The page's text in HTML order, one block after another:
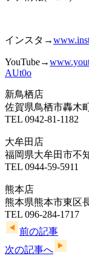
インスタ→
YouTube→
AUt0o
新鳥栖店
佐賀県鳥栖市轟木
TEL 0942-81-1182
大牟田店
福岡県大牟田市不
TEL 0944-59-5911
熊本店
熊本県熊本市東区
TEL 096-284-1717
前の記事
次の記事へ